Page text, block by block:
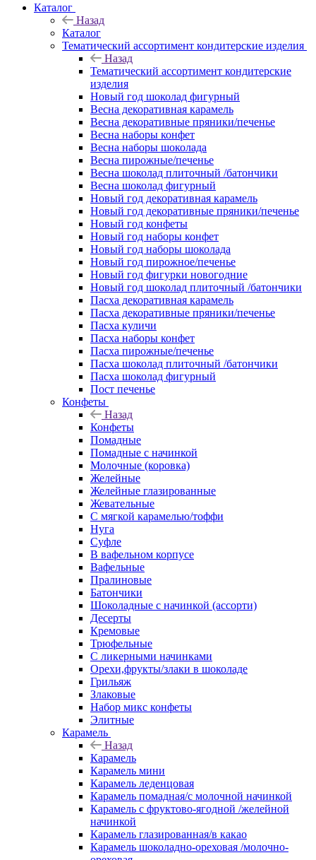
Каталог
Назад
Каталог
Тематический ассортимент кондитерские изделия
Назад
Тематический ассортимент кондитерские
изделия
Новый год шоколад фигурный
Весна декоративная карамель
Весна декоративные пряники/печенье
Весна наборы конфет
Весна наборы шоколада
Весна пирожные/печенье
Весна шоколад плиточный /батончики
Весна шоколад фигурный
Новый год декоративная карамель
Новый год декоративные пряники/печенье
Новый год конфеты
Новый год наборы конфет
Новый год наборы шоколада
Новый год пирожное/печенье
Новый год фигурки новогодние
Новый год шоколад плиточный /батончики
Пасха декоративная карамель
Пасха декоративные пряники/печенье
Пасха куличи
Пасха наборы конфет
Пасха пирожные/печенье
Пасха шоколад плиточный /батончики
Пасха шоколад фигурный
Пост печенье
Конфеты
Назад
Конфеты
Помадные
Помадные с начинкой
Молочные (коровка)
Желейные
Желейные глазированные
Жевательные
С мягкой карамелью/тоффи
Нуга
Суфле
В вафельном корпусе
Вафельные
Пралиновые
Батончики
Шоколадные с начинкой (ассорти)
Десерты
Кремовые
Трюфельные
С ликерными начинками
Орехи,фрукты/злаки в шоколаде
Грильяж
Злаковые
Набор микс конфеты
Элитные
Карамель
Назад
Карамель
Карамель мини
Карамель леденцовая
Карамель помадная/с молочной начинкой
Карамель с фруктово-ягодной /желейной
начинкой
Карамель глазированная/в какао
Карамель шоколадно-ореховая /молочно-